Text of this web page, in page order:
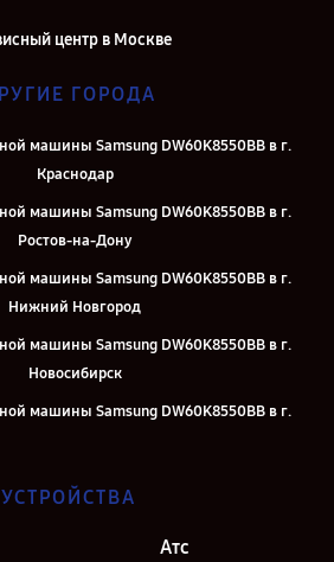
центр в Москве
ГОРОДА
машины Samsung DW60K8550BB в г.
Краснодар
машины Samsung DW60K8550BB в г.
Ростов-на-Дону
машины Samsung DW60K8550BB в г.
Нижний Новгород
машины Samsung DW60K8550BB в г.
Новосибирск
машины Samsung DW60K8550BB в г.
Екатеринбург
машины Samsung DW60K8550BB в г.
УСТРОЙСТВА
Атс